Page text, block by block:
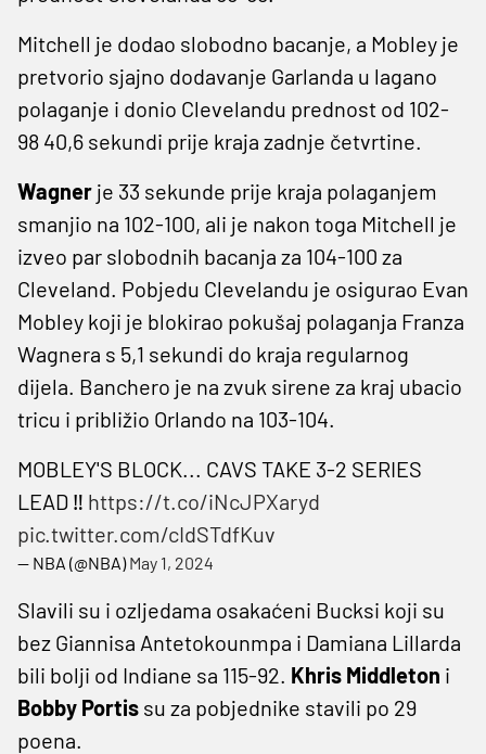
Mitchell je dodao slobodno bacanje, a Mobley je
pretvorio sjajno dodavanje Garlanda u lagano
polaganje i donio Clevelandu prednost od 102-
98 40,6 sekundi prije kraja zadnje četvrtine.
Wagner je 33 sekunde prije kraja polaganjem
smanjio na 102-100, ali je nakon toga Mitchell je
izveo par slobodnih bacanja za 104-100 za
Cleveland. Pobjedu Clevelandu je osigurao Evan
Mobley koji je blokirao pokušaj polaganja Franza
Wagnera s 5,1 sekundi do kraja regularnog
dijela. Banchero je na zvuk sirene za kraj ubacio
tricu i približio Orlando na 103-104.
MOBLEY'S BLOCK... CAVS TAKE 3-2 SERIES
LEAD ‼️ https://t.co/iNcJPXaryd
pic.twitter.com/cIdSTdfKuv
— NBA (@NBA)May 1, 2024
Slavili su i ozljedama osakaćeni Bucksi koji su
bez Giannisa Antetokounmpa i Damiana Lillarda
bili bolji od Indiane sa 115-92. Khris Middleton i
Bobby Portis su za pobjednike stavili po 29
poena.